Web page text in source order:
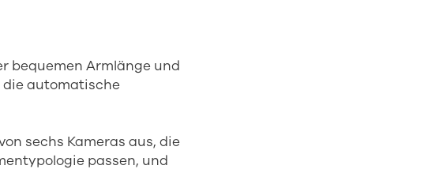
bequemen Armlänge und
die automatische
sechs Kameras aus, die
passen, und